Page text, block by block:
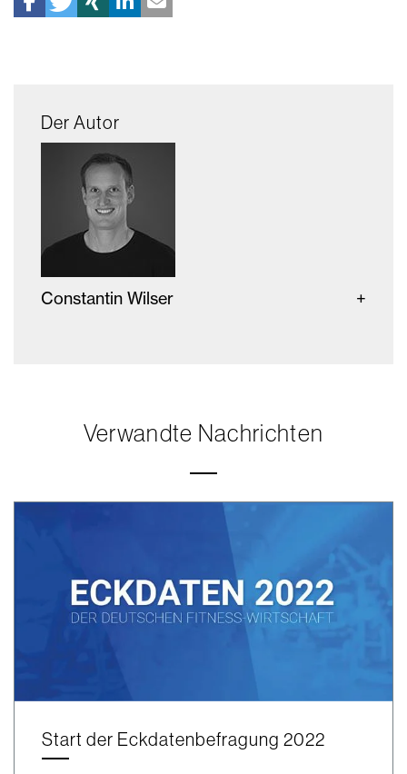
Der Autor
Constantin Wilser
Verwandte Nachrichten
Start der Eckdatenbefragung 2022